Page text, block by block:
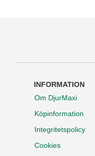
INFORMATION
Om DjurMaxi
Köpinformation
Integritetspolicy
Cookies